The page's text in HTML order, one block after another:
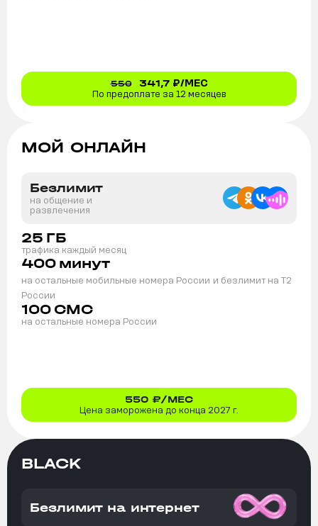
550 341,7 ₽/МЕС
По предоплате за 12 месяцев
МОЙ ОНЛАЙН
Безлимит
на общение и
развлечения
25 ГБ
трафика каждый месяц
400 минут
на остальные мобильные номера России и безлимит на T2
России
100 СМС
на остальные номера России
550 ₽/МЕС
Цена заморожена до конца 2027 г.
BLACK
Безлимит на интернет